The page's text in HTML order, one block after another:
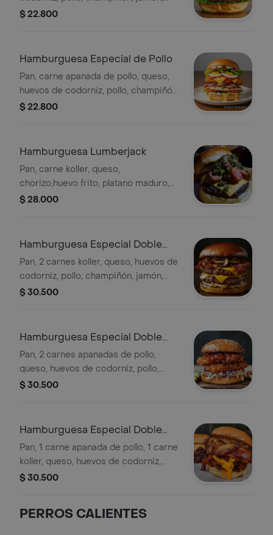
mortadela, cebolla grille, tomate,
$ 22.800
Hamburguesa Especial de Pollo
Pan, carne apanada de pollo, queso,
huevos de codorniz, pollo, champiñón,
jamón, mortadela, cebolla grille,
$ 22.800
Hamburguesa Lumberjack
Pan, carne koller, queso,
chorizo,huevo frito, platano maduro,
guacamole, tocineta, cebolla grille,
$ 28.000
Hamburguesa Especial Doble
Carne
Pan, 2 carnes koller, queso, huevos de
codorniz, pollo, champiñón, jamón,
mortadela. cebolla grille, tomate,
$ 30.500
Hamburguesa Especial Doble
Pollo
Pan, 2 carnes apanadas de pollo,
queso, huevos de codorniz, pollo,
champiñón, jamón, mortadela, cebolla
$ 30.500
Hamburguesa Especial Doble
Mixta
Pan, 1 carne apanada de pollo, 1 carne
koller, queso, huevos de codorniz,
pollo, champiñón. jamón, mortadela,
$ 30.500
PERROS CALIENTES